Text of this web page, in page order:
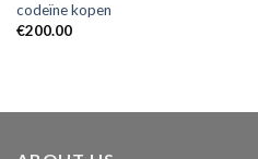
codeïne kopen
€200.00